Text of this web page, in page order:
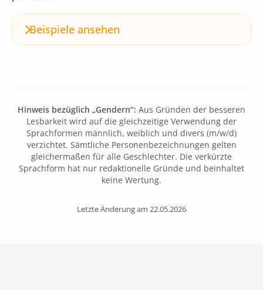
Beispiele ansehen
Hinweis bezüglich „Gendern“: Aus Gründen der besseren
Lesbarkeit wird auf die gleichzeitige Verwendung der
Sprachformen männlich, weiblich und divers (m/w/d)
verzichtet. Sämtliche Personenbezeichnungen gelten
gleichermaßen für alle Geschlechter. Die verkürzte
Sprachform hat nur redaktionelle Gründe und beinhaltet
keine Wertung.
Letzte Änderung am 22.05.2026